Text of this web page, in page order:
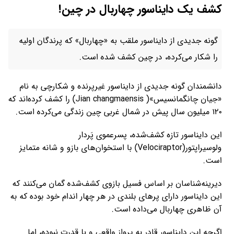
کشف یک دایناسور چهاربال در چین!
گونه جدیدی از دایناسور ملقب به «چهاربال» که پرندگان اولیه
را شکار می‌کرده، در چین کشف شده است.
دانشمندان گونه جدیدی از دایناسور غیرپرنده و شکارچی به نام
«جیان چانگمانسیس»( Jian changmaensis) را کشف کرده‌اند که
۱۲۰ میلیون سال پیش در شمال غربی چین زندگی می‌کرده است.
این دایناسور تازه کشف‌شده، پسرعموی پَردار
ولوسیراپتور(Velociraptor) با استخوان‌های بازو و شانه متمایز
است.
دیرینه‌شناسان بر اساس فسیل بازوی کشف‌شده گمان می‌کنند که
این دایناسور دارای پرهای بلندی در هر چهار اندام خود بوده که به
آن ظاهری چهاربال می‌داده است.